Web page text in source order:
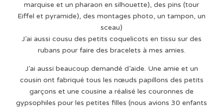
marquise et un pharaon en silhouette), des pins (tour
Eiffel et pyramide), des montages photo, un tampon, un
sceau)
J’ai aussi cousu des petits coquelicots en tissu sur des
rubans pour faire des bracelets à mes amies.
J’ai aussi beaucoup demandé d’aide. Une amie et un
cousin ont fabriqué tous les nœuds papillons des petits
garçons et une cousine a réalisé les couronnes de
gypsophiles pour les petites filles (nous avions 30 enfants